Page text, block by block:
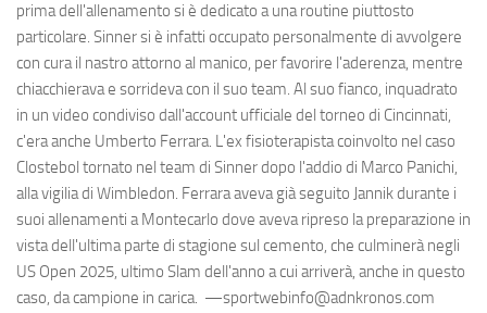
prima dell'allenamento si è dedicato a una routine piuttosto
particolare. Sinner si è infatti occupato personalmente di avvolgere
con cura il nastro attorno al manico, per favorire l'aderenza, mentre
chiacchierava e sorrideva con il suo team. Al suo fianco, inquadrato
in un video condiviso dall'account ufficiale del torneo di Cincinnati,
c'era anche Umberto Ferrara. L'ex fisioterapista coinvolto nel caso
Clostebol tornato nel team di Sinner dopo l'addio di Marco Panichi,
alla vigilia di Wimbledon. Ferrara aveva già seguito Jannik durante i
suoi allenamenti a Montecarlo dove aveva ripreso la preparazione in
vista dell'ultima parte di stagione sul cemento, che culminerà negli
US Open 2025, ultimo Slam dell'anno a cui arriverà, anche in questo
caso, da campione in carica. —sportwebinfo@adnkronos.com